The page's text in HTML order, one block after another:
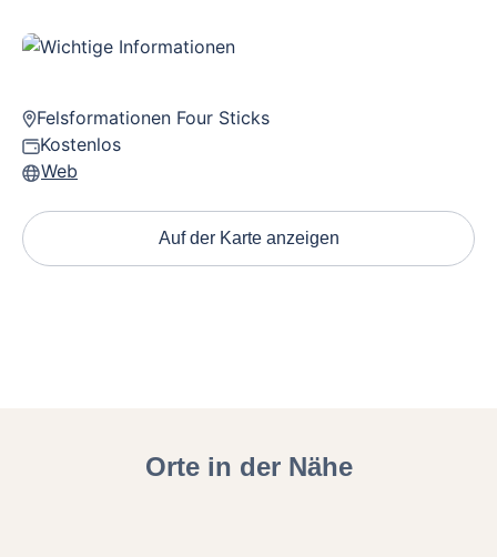
Felsformationen Four Sticks
Kostenlos
Web
Auf der Karte anzeigen
Orte in der Nähe